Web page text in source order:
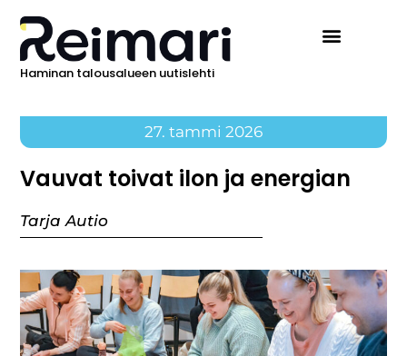
Haminan talousalueen uutislehti
27. tammi 2026
Vauvat toivat ilon ja energian
Tarja Autio